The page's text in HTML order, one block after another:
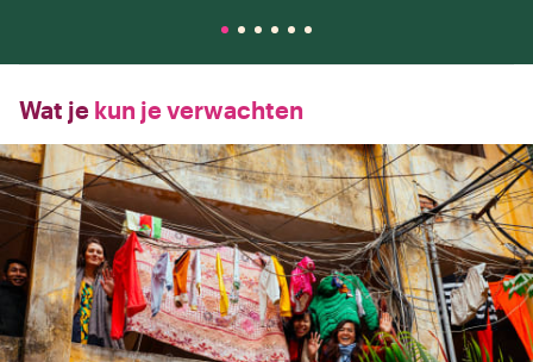
Wat je kun je verwachten